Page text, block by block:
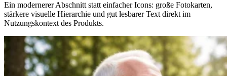
Ein modernerer Abschnitt statt einfacher Icons: große Fotokarten,
stärkere visuelle Hierarchie und gut lesbarer Text direkt im
Nutzungskontext des Produkts.